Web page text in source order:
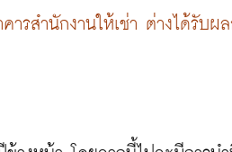
รสำนักงานให้เช่า ต่างได้รับผ